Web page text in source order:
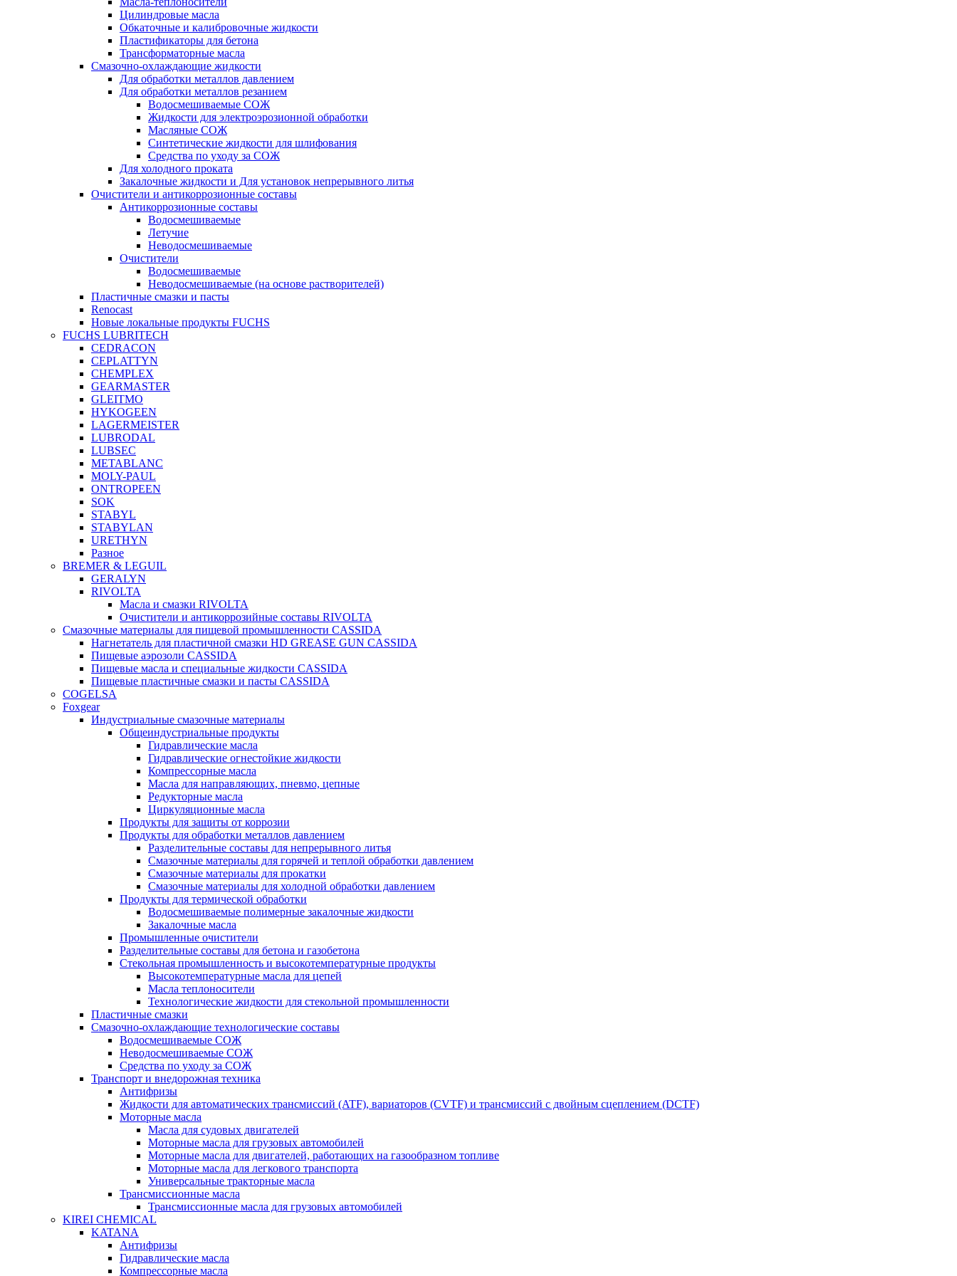
Цилиндровые масла
Обкаточные и калибровочные жидкости
Пластификаторы для бетона
Трансформаторные масла
Смазочно-охлаждающие жидкости
Для обработки металлов давлением
Для обработки металлов резанием
Водосмешиваемые СОЖ
Жидкости для электроэрозионной обработки
Масляные СОЖ
Синтетические жидкости для шлифования
Средства по уходу за СОЖ
Для холодного проката
Закалочные жидкости и Для установок непрерывного литья
Очистители и антикоррозионные составы
Антикоррозионные составы
Водосмешиваемые
Летучие
Неводосмешиваемые
Очистители
Водосмешиваемые
Неводосмешиваемые (на основе растворителей)
Пластичные смазки и пасты
Renocast
Новые локальные продукты FUCHS
FUCHS LUBRITECH
CEDRACON
CEPLATTYN
CHEMPLEX
GEARMASTER
GLEITMO
HYKOGEEN
LAGERMEISTER
LUBRODAL
LUBSEC
METABLANC
MOLY-PAUL
ONTROPEEN
SOK
STABYL
STABYLAN
URETHYN
Разное
BREMER & LEGUIL
GERALYN
RIVOLTA
Масла и смазки RIVOLTA
Очистители и антикоррозийные составы RIVOLTA
Смазочные материалы для пищевой промышленности CASSIDA
Нагнетатель для пластичной смазки HD GREASE GUN CASSIDA
Пищевые аэрозоли CASSIDA
Пищевые масла и специальные жидкости CASSIDA
Пищевые пластичные смазки и пасты CASSIDA
COGELSA
Foxgear
Индустриальные смазочные материалы
Общеиндустриальные продукты
Гидравлические масла
Гидравлические огнестойкие жидкости
Компрессорные масла
Масла для направляющих, пневмо, цепные
Редукторные масла
Циркуляционные масла
Продукты для защиты от коррозии
Продукты для обработки металлов давлением
Разделительные составы для непрерывного литья
Смазочные материалы для горячей и теплой обработки давлением
Смазочные материалы для прокатки
Смазочные материалы для холодной обработки давлением
Продукты для термической обработки
Водосмешиваемые полимерные закалочные жидкости
Закалочные масла
Промышленные очистители
Разделительные составы для бетона и газобетона
Стекольная промышленность и высокотемпературные продукты
Высокотемпературные масла для цепей
Масла теплоносители
Технологические жидкости для стекольной промышленности
Пластичные смазки
Смазочно-охлаждающие технологические составы
Водосмешиваемые СОЖ
Неводосмешиваемые СОЖ
Средства по уходу за СОЖ
Транспорт и внедорожная техника
Антифризы
Жидкости для автоматических трансмиссий (ATF), вариаторов (CVTF) и трансмиссий с двойным сцеплением (DCTF)
Моторные масла
Масла для судовых двигателей
Моторные масла для грузовых автомобилей
Моторные масла для двигателей, работающих на газообразном топливе
Моторные масла для легкового транспорта
Универсальные тракторные масла
Трансмиссионные масла
Трансмиссионные масла для грузовых автомобилей
KIREI CHEMICAL
KATANA
Антифризы
Гидравлические масла
Компрессорные масла